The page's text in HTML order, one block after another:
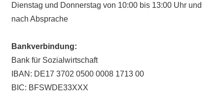
Dienstag und Donnerstag von 10:00 bis 13:00 Uhr und
nach Absprache
Bankverbindung:
Bank für Sozialwirtschaft
IBAN: DE17 3702 0500 0008 1713 00
BIC: BFSWDE33XXX